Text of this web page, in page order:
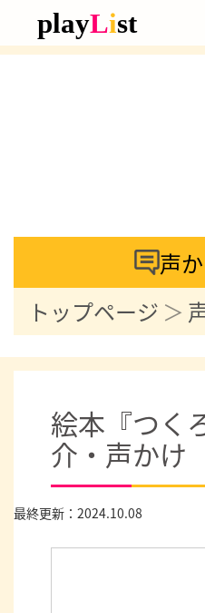
声
トップページ
絵本『つく
介・声かけ
最終更新：2024.10.08